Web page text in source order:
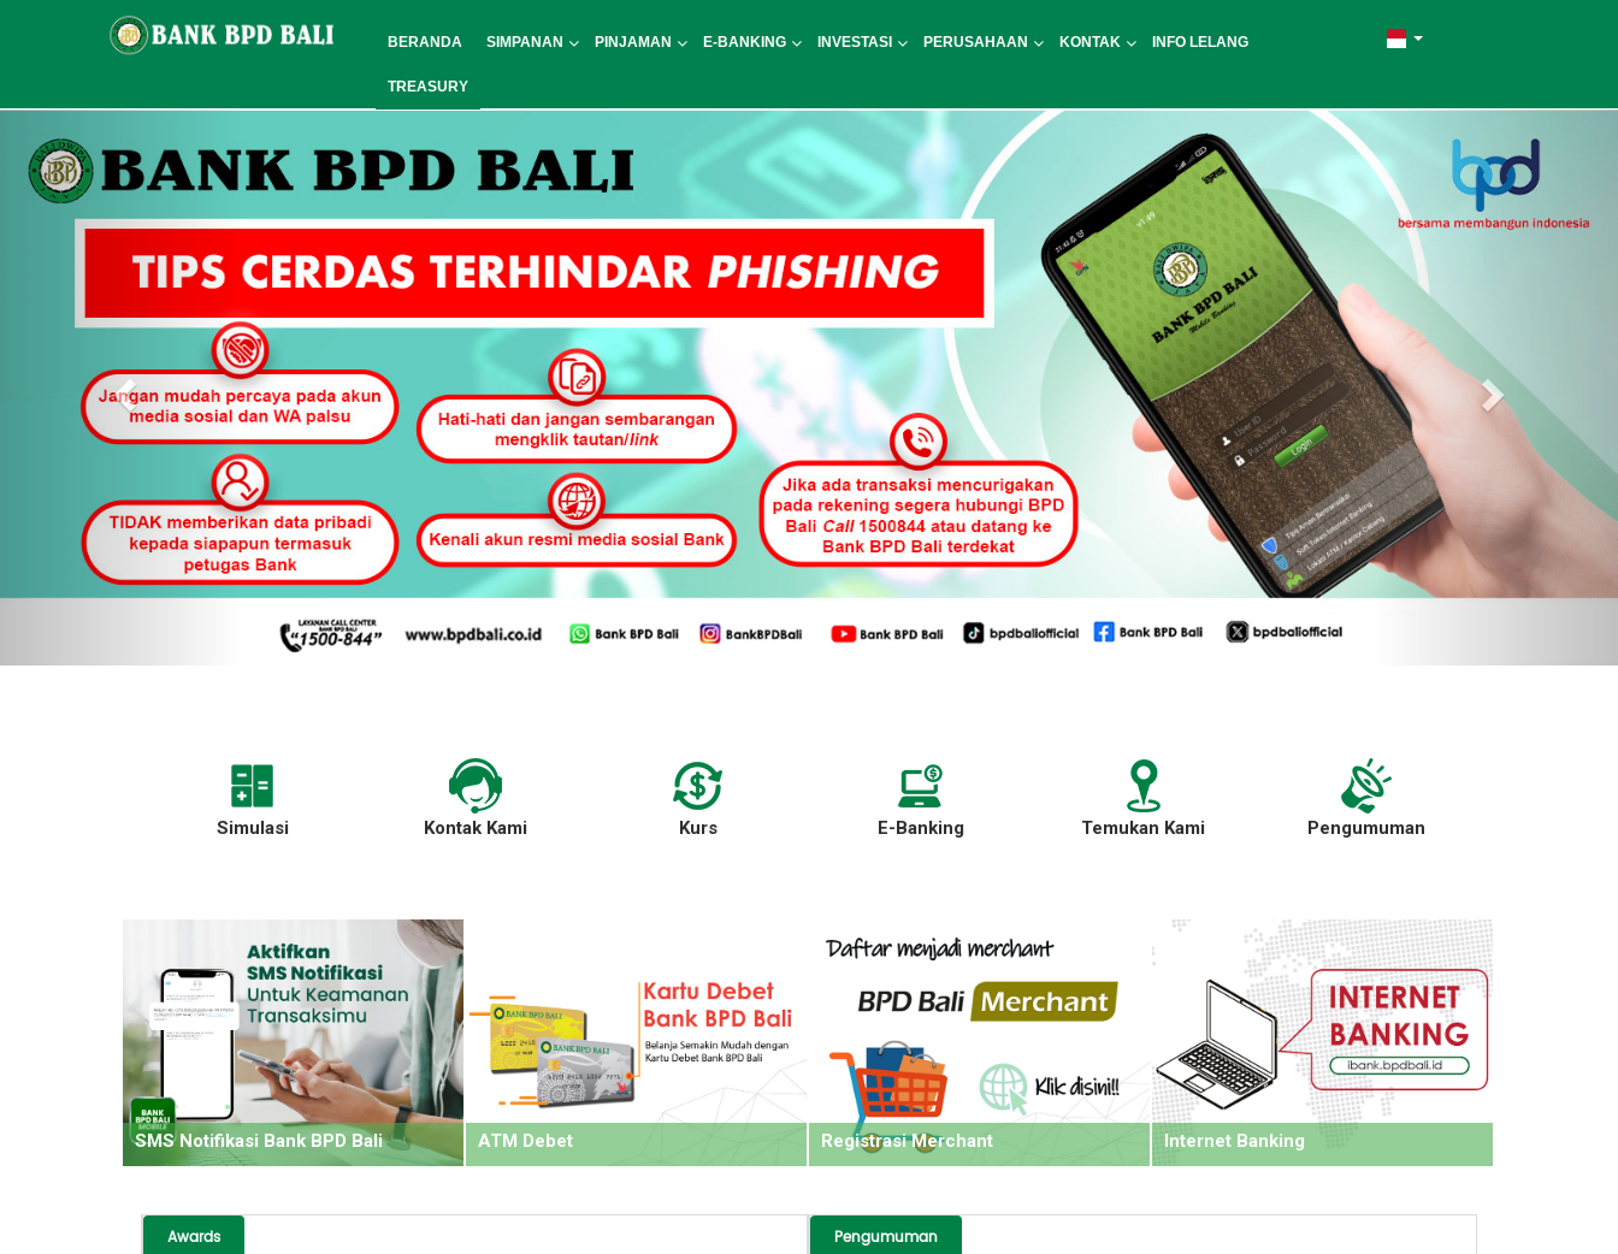
BERANDA SIMPANAN PINJAMAN E-BANKING INVESTASI PERUSAHAAN KONTAK INFO LELANG
TREASURY
Simulasi Kontak Kami Kurs E-Banking Temukan Kami Pengumuman
SMS Notifikasi Bank BPD Bali ATM Debet Registrasi Merchant Internet Banking
Awards Pengumuman